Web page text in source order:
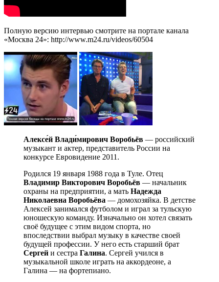
Полную версию интервью смотрите на портале канала
«Москва 24»: http://www.m24.ru/videos/60504
Алексе́й Влади́мирович Воробьёв — российский
музыкант и актер, представитель России на
конкурсе Евровидение 2011.
Родился 19 января 1988 года в Туле. Отец
Владимир Викторович Воробьёв — начальник
охраны на предприятии, а мать Надежда
Николаевна Воробьёва — домохозяйка. В детстве
Алексей занимался футболом и играл за тульскую
юношескую команду. Изначально он хотел связать
своё будущее с этим видом спорта, но
впоследствии выбрал музыку в качестве своей
будущей профессии. У него есть старший брат
Сергей и сестра Галина. Сергей учился в
музыкальной школе играть на аккордеоне, а
Галина — на фортепиано.